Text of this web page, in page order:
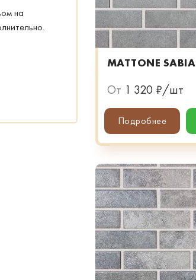
на
MATTONE
От 1 320 ₽/шт
Подробнее